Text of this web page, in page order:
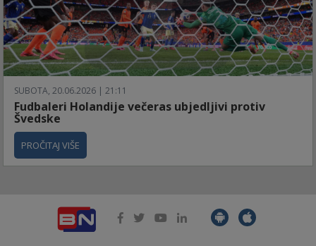
SUBOTA, 20.06.2026 | 21:11
Fudbaleri Holandije večeras ubjedljivi protiv
Švedske
PROČITAJ VIŠE